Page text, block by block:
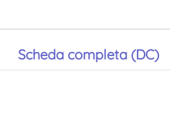
Scheda completa (DC)